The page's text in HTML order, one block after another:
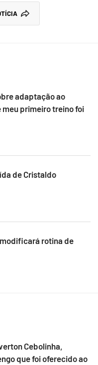
adaptação ao
meu primeiro treino foi
de Cristaldo
rotina de
Cebolinha,
que foi oferecido ao